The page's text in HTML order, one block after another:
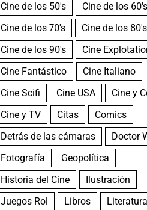
Cine de los 50's
Cine de los 60's
Cine de los 70's
Cine de los 80's
Cine de los 90's
Cine
Cine Fantástico
Cine Italiano
Cine Scifi
Cine USA
Cine y
Cine y TV
Citas
Comics
Detrás de las cámaras
Doctor
Fotografía
Geopolítica
Historia del Cine
Ilustración
Juegos Rol
Libros
Literatura